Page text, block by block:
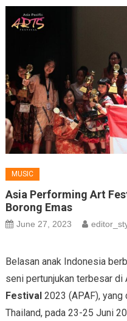
MUSIC
Asia Performing Art
Borong Emas
June 27, 2023
Belasan anak Indonesia
seni pertunjukan terbesar di
Festival2023 (APAF), yang
Thailand, pada 23-25 Juni